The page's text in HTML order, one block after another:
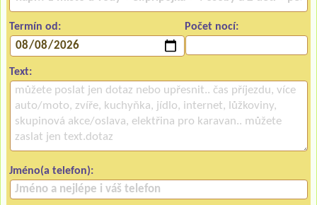
Termín od: Počet nocí:
Text:
Jméno(a telefon):